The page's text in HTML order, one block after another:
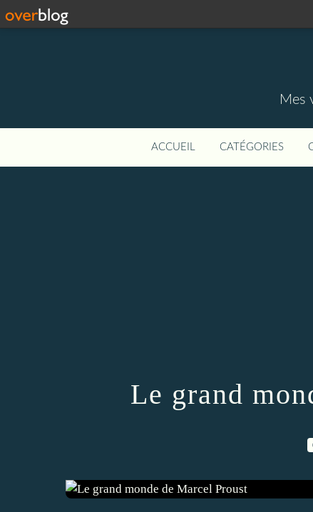
Mes
ACCUEIL CATÉGORIES
Le grand